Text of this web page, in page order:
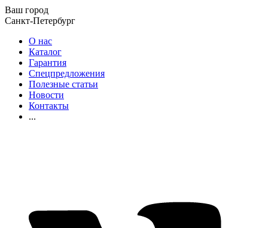
Ваш город
Санкт-Петербург
О нас
Каталог
Гарантия
Спецпредложения
Полезные статьи
Новости
Контакты
...